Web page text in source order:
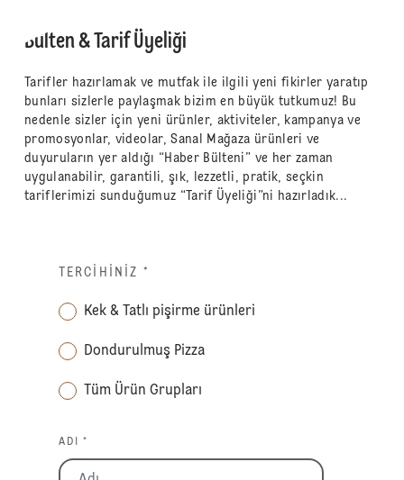
Bülten & Tarif Üyeliği
Tarifler hazırlamak ve mutfak ile ilgili yeni fikirler yaratıp
bunları sizlerle paylaşmak bizim en büyük tutkumuz! Bu
nedenle sizler için yeni ürünler, aktiviteler, kampanya ve
promosyonlar, videolar, Sanal Mağaza ürünleri ve
duyuruların yer aldığı “Haber Bülteni” ve her zaman
uygulanabilir, garantili, şık, lezzetli, pratik, seçkin
tariflerimizi sunduğumuz “Tarif Üyeliği”ni hazırladık...
TERCIHINIZ *
Kek & Tatlı pişirme ürünleri
Dondurulmuş Pizza
Tüm Ürün Grupları
ADI *